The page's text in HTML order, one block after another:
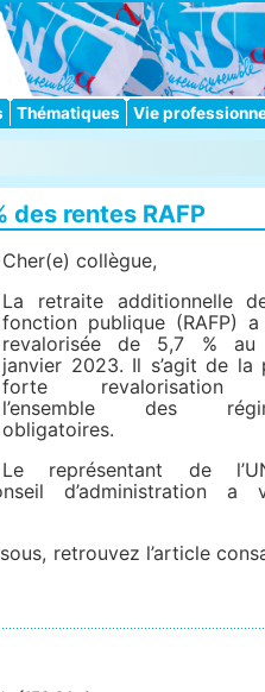
Thématiques Vie
des rentes RAFP
Cher(e) collègue,
La retraite additionnelle
fonction publique (RAFP)
revalorisée de 5,7 % au
janvier 2023. Il s’agit de la
forte revalorisation
l’ensemble des
obligatoires.
Le représentant de
d’administration a
retrouvez l’article